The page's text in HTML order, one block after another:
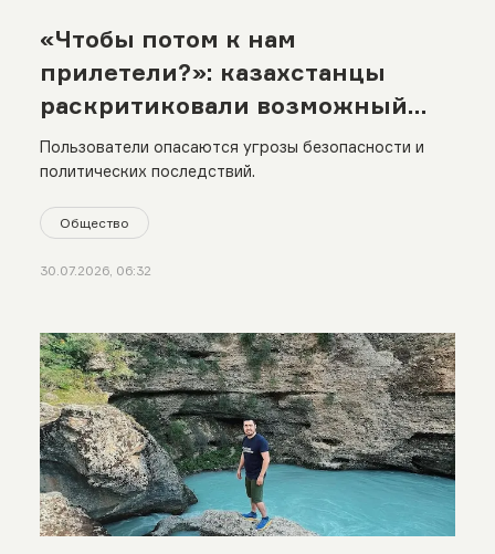
«Чтобы потом к нам
прилетели?»: казахстанцы
раскритиковали возможный
перенос складов Wildberries
Пользователи опасаются угрозы безопасности и
политических последствий.
Общество
30.07.2026, 06:32